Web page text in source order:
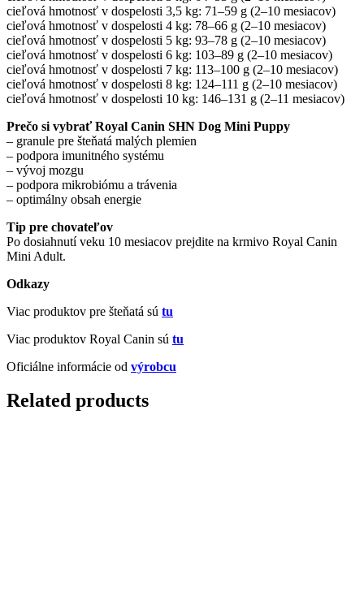
cieľová hmotnosť v dospelosti 3,5 kg: 71–59 g (2–10 mesiacov)
cieľová hmotnosť v dospelosti 4 kg: 78–66 g (2–10 mesiacov)
cieľová hmotnosť v dospelosti 5 kg: 93–78 g (2–10 mesiacov)
cieľová hmotnosť v dospelosti 6 kg: 103–89 g (2–10 mesiacov)
cieľová hmotnosť v dospelosti 7 kg: 113–100 g (2–10 mesiacov)
cieľová hmotnosť v dospelosti 8 kg: 124–111 g (2–10 mesiacov)
cieľová hmotnosť v dospelosti 10 kg: 146–131 g (2–11 mesiacov)
Prečo si vybrať Royal Canin SHN Dog Mini Puppy
– granule pre šteňatá malých plemien
– podpora imunitného systému
– vývoj mozgu
– podpora mikrobiómu a trávenia
– optimálny obsah energie
Tip pre chovateľov
Po dosiahnutí veku 10 mesiacov prejdite na krmivo Royal Canin
Mini Adult.
Odkazy
Viac produktov pre šteňatá sú tu
Viac produktov Royal Canin sú tu
Oficiálne informácie od výrobcu
Related products